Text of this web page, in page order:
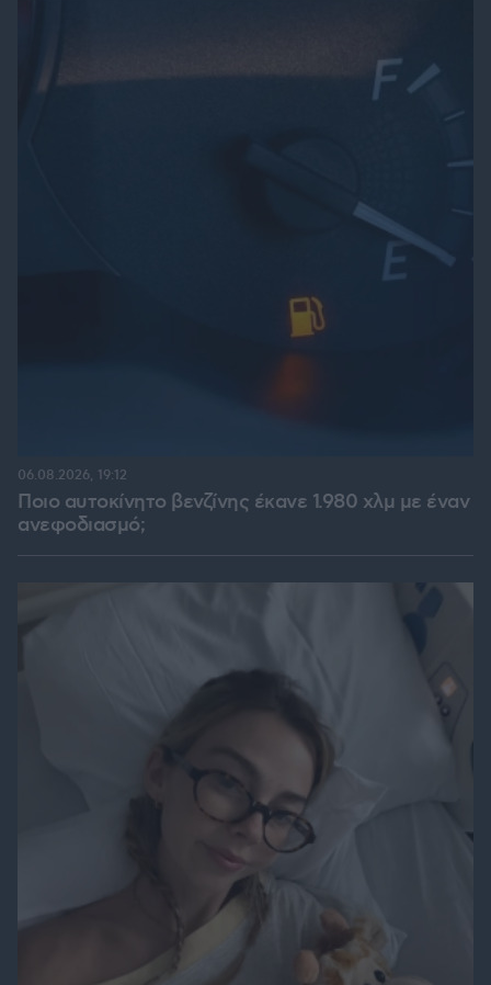
Ποιο αυτοκίνητο βενζίνης έκανε 1.980 χλμ με έναν
ανεφοδιασμό;
06.08.2026, 19:12